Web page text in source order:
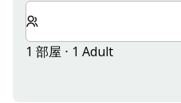
客室数と宿泊人数をお選び
1 部屋 ⋅ 1 Adult